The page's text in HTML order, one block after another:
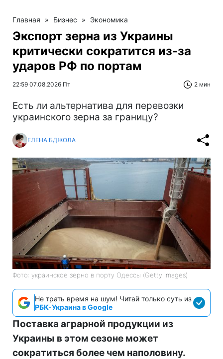
Главная » Бизнес » Экономика
Экспорт зерна из Украины
критически сократится из-за
ударов РФ по портам
22:59 07.08.2026 Пт 2 мин
Есть ли альтернатива для перевозки
украинского зерна за границу?
ЕЛЕНА БДЖОЛА
Фото: украинское зерно в порту Одессы (Getty Images)
Не трать время на шум! Читай только суть из
РБК-Украина в Google
Поставка аграрной продукции из
Украины в этом сезоне может
сократиться более чем наполовину.